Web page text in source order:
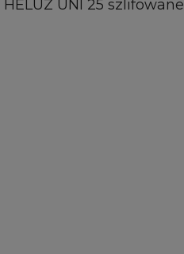
HELUZ UNI 25 szlifowane